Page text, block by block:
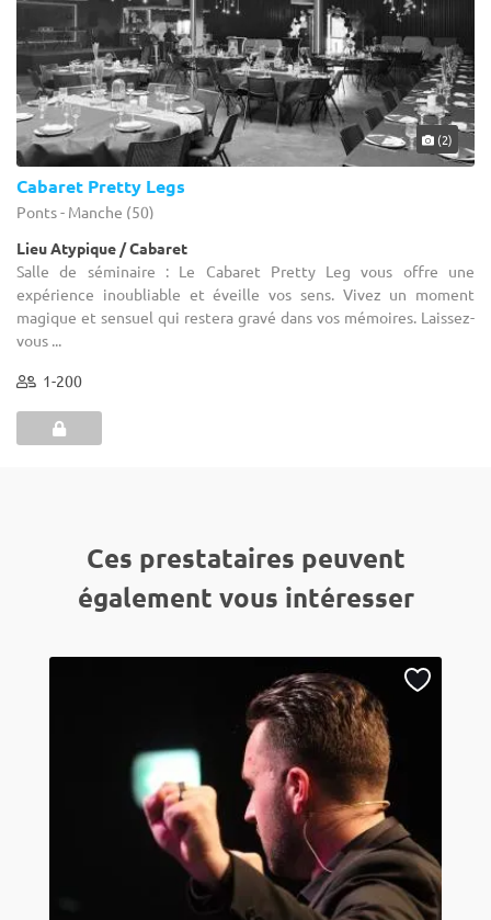
(2)
Cabaret Pretty Legs
Ponts - Manche (50)
Lieu Atypique / Cabaret
Salle de séminaire : Le Cabaret Pretty Leg vous offre une
expérience inoubliable et éveille vos sens. Vivez un moment
magique et sensuel qui restera gravé dans vos mémoires. Laissez-
vous ...
1-200
Ces prestataires peuvent
également vous intéresser